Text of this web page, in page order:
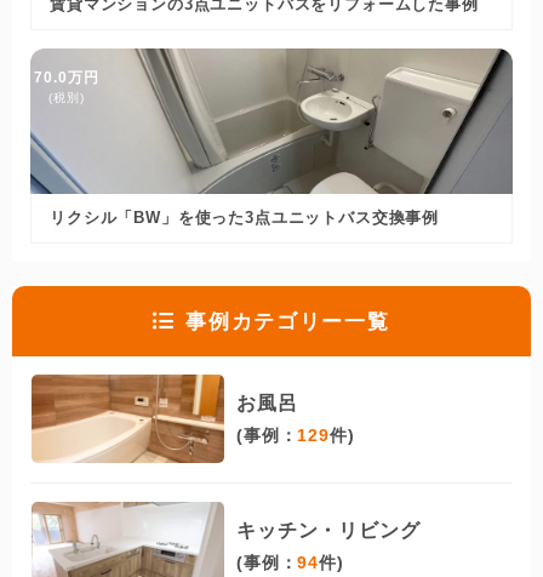
賃貸マンションの3点ユニットバスをリフォームした事例
70.0万円
(税別)
リクシル「BW」を使った3点ユニットバス交換事例
事例カテゴリー一覧
お風呂
(事例： 129件)
キッチン・リビング
(事例：94件)